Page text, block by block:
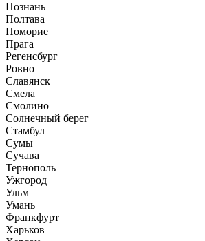
Познань
Полтава
Поморие
Прага
Регенсбург
Ровно
Славянск
Смела
Смолино
Солнечный берег
Стамбул
Сумы
Сучава
Тернополь
Ужгород
Ульм
Умань
Франкфурт
Харьков